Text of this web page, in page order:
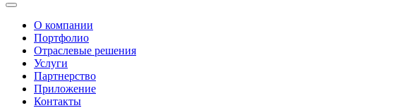
О компании
Портфолио
Отраслевые решения
Услуги
Партнерство
Приложение
Контакты